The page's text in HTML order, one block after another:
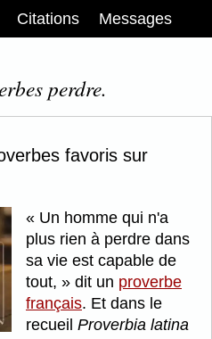
Citations Messages
perdre.
favoris sur
Un homme qui n'a
plus rien à perdre dans
sa vie est capable de
tout,
dit un proverbe
français. Et dans le
recueil Proverbia latina